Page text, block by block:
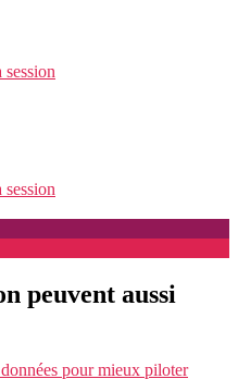
session
session
peuvent aussi